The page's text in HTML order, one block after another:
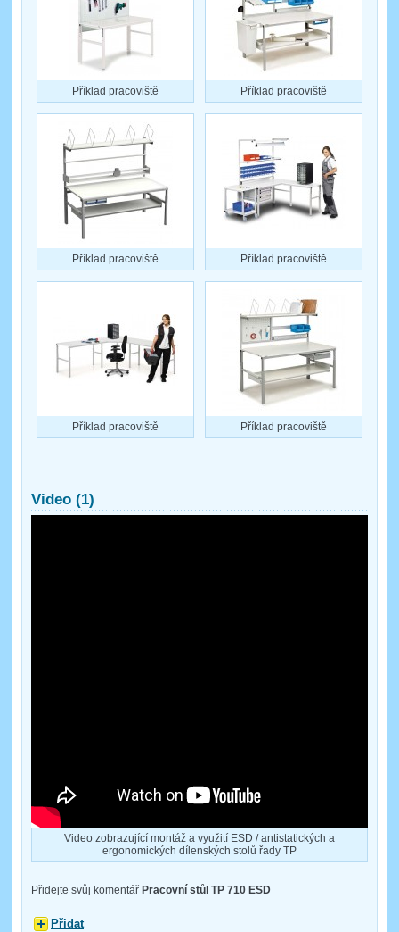
Příklad pracoviště Příklad pracoviště
Příklad pracoviště Příklad pracoviště
Příklad pracoviště Příklad pracoviště
Video (1)
Video zobrazující montáž a využití ESD / antistatických a
ergonomických dílenských stolů řady TP
Přidejte svůj komentář Pracovní stůl TP 710 ESD
Přidat